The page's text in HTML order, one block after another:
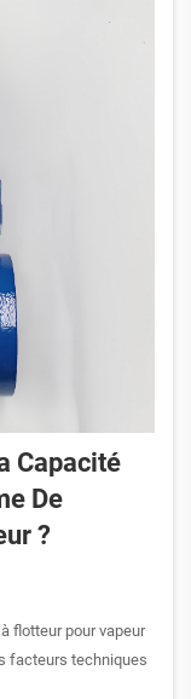
Capacité
De
?
flotteur pour vapeur
facteurs techniques
et les coûts